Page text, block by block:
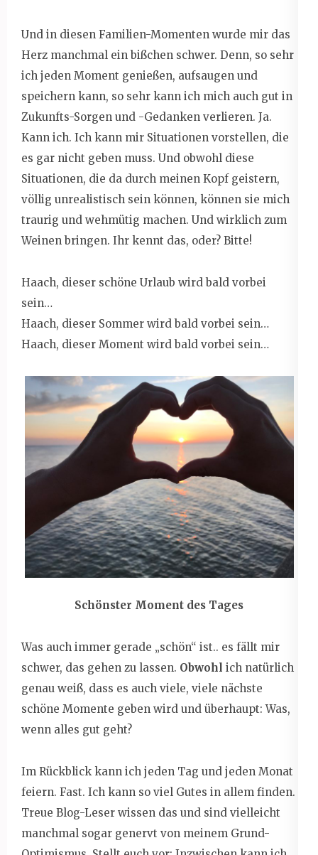
Und in diesen Familien-Momenten wurde mir das
Herz manchmal ein bißchen schwer. Denn, so sehr
ich jeden Moment genießen, aufsaugen und
speichern kann, so sehr kann ich mich auch gut in
Zukunfts-Sorgen und -Gedanken verlieren. Ja.
Kann ich. Ich kann mir Situationen vorstellen, die
es gar nicht geben muss. Und obwohl diese
Situationen, die da durch meinen Kopf geistern,
völlig unrealistisch sein können, können sie mich
traurig und wehmütig machen. Und wirklich zum
Weinen bringen. Ihr kennt das, oder? Bitte!
Haach, dieser schöne Urlaub wird bald vorbei
sein…
Haach, dieser Sommer wird bald vorbei sein…
Haach, dieser Moment wird bald vorbei sein…
Schönster Moment des Tages
Was auch immer gerade „schön“ ist.. es fällt mir
schwer, das gehen zu lassen. Obwohl ich natürlich
genau weiß, dass es auch viele, viele nächste
schöne Momente geben wird und überhaupt: Was,
wenn alles gut geht?
Im Rückblick kann ich jeden Tag und jeden Monat
feiern. Fast. Ich kann so viel Gutes in allem finden.
Treue Blog-Leser wissen das und sind vielleicht
manchmal sogar genervt von meinem Grund-